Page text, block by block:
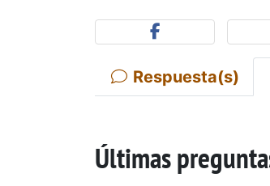
Respuesta(s)
Últimas